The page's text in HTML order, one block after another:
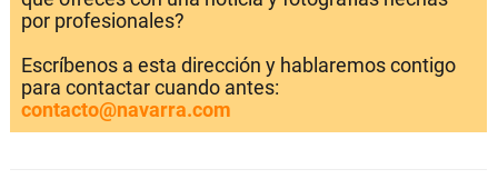
por profesionales?
Escríbenos a esta dirección y hablaremos contigo
para contactar cuando antes:
contacto@navarra.com